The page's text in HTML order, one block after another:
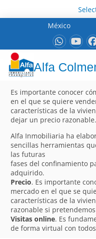
México
Alfa
Es importante conocer
en el que se quiere
características de la
dejar un precio razonable.
Alfa Inmobiliaria ha
sencillas herramientas
las futuras
fases del confinamiento
adquirido.
Precio. Es importante
mercado en el que se
características de la
razonable si
Visitas online. Es
de forma virtual con